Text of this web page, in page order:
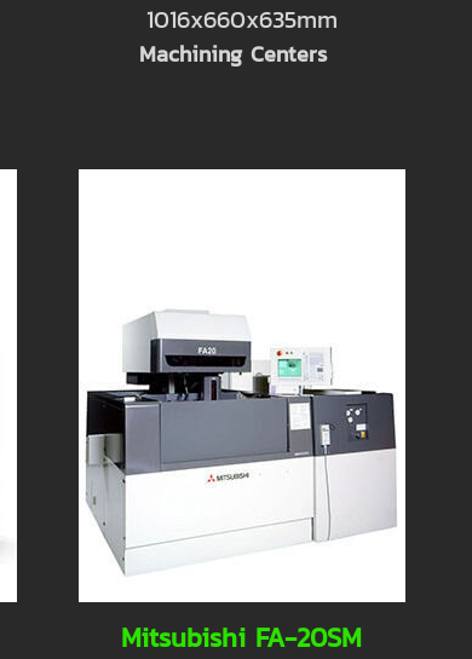
1016x660x635mm
Machining Centers
Mitsubishi FA-20SM